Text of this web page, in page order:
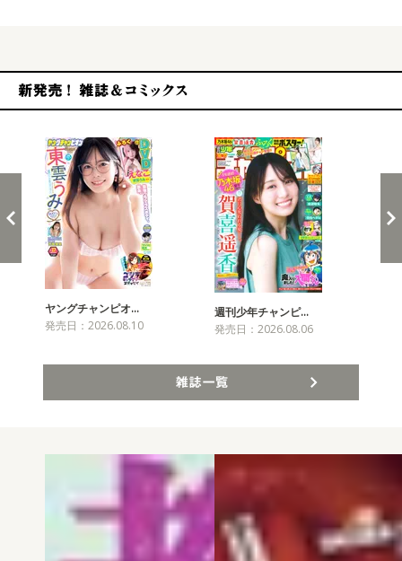
ヤングチャンピオ…
発売日：2026.08.10
週刊少年チャンピ…
発売日：2026.08.06